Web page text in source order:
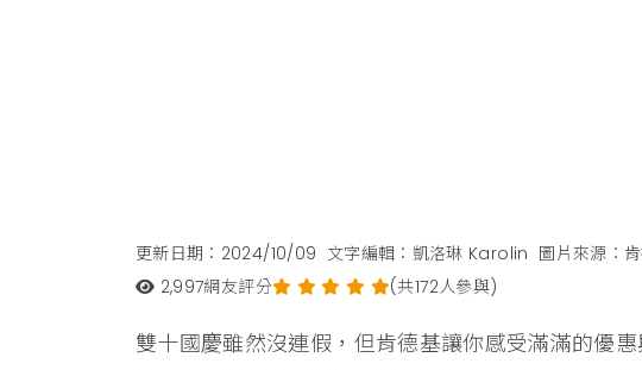
更新日期：2024/10/09 文字編輯：凱洛琳 Karolin 圖片來源：
2,997網友評分 (共172人參與)
雙十國慶雖然沒連假，但肯德基讓你感受滿滿的優